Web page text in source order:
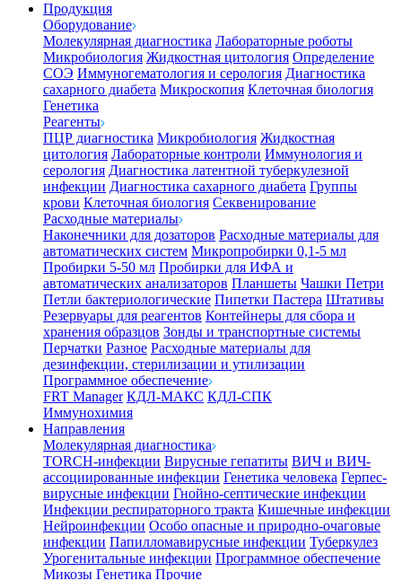
Продукция
Оборудование
Молекулярная диагностика Лабораторные роботы
Микробиология Жидкостная цитология Определение
СОЭ Иммуногематология и серология Диагностика
сахарного диабета Микроскопия Клеточная биология
Генетика
Реагенты
ПЦР диагностика Микробиология Жидкостная
цитология Лабораторные контроли Иммунология и
серология Диагностика латентной туберкулезной
инфекции Диагностика сахарного диабета Группы
крови Клеточная биология Секвенирование
Расходные материалы
Наконечники для дозаторов Расходные материалы для
автоматических систем Микропробирки 0,1-5 мл
Пробирки 5-50 мл Пробирки для ИФА и
автоматических анализаторов Планшеты Чашки Петри
Петли бактериологические Пипетки Пастера Штативы
Резервуары для реагентов Контейнеры для сбора и
хранения образцов Зонды и транспортные системы
Перчатки Разное Расходные материалы для
дезинфекции, стерилизации и утилизации
Программное обеспечение
FRT Manager КДЛ-МАКС КДЛ-СПК
Иммунохимия
Направления
Молекулярная диагностика
TORCH-инфекции Вирусные гепатиты ВИЧ и ВИЧ-
ассоциированные инфекции Генетика человека Герпес-
вирусные инфекции Гнойно-септические инфекции
Инфекции респираторного тракта Кишечные инфекции
Нейроинфекции Особо опасные и природно-очаговые
инфекции Папилломавирусные инфекции Туберкулез
Урогенитальные инфекции Программное обеспечение
Микозы Генетика Прочие